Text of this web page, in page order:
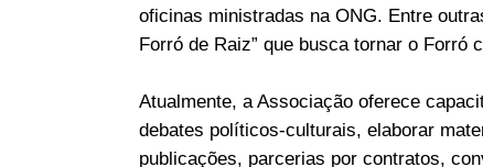
oficinas ministradas na ONG. Entre
Forró de Raiz” que busca tornar o Forró
Atualmente, a Associação oferece
debates políticos-culturais, elaborar
publicações, parcerias por contratos,